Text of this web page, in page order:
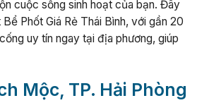
cuộc sống sinh hoạt của bạn. Đây
Phốt Giá Rẻ Thái Bình, với gần 20
uy tín ngay tại địa phương, giúp
Mộc, TP. Hải Phòng